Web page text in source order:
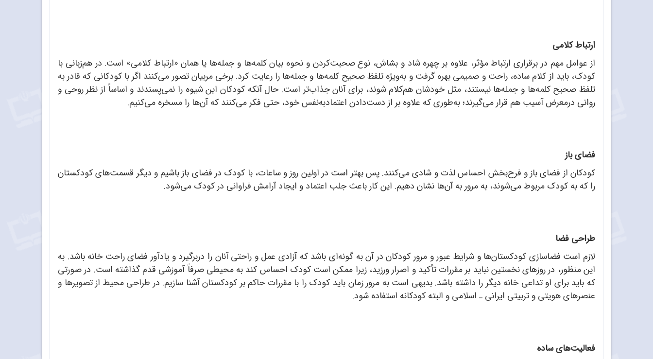
ارتباط کلامی
از عوامل مهم در برقراری ارتباط مؤثر، علاوه بر چهره شاد و بشاش، نوع صحبت‌کردن و نحوه بیان کلمه‌ها و جمله‌ها یا همان «ارتباط کلامی» است. در هم‌زبانی با
کودک، باید از کلام ساده، راحت و صمیمی بهره گرفت و به‌ویژه تلفظ صحیح کلمه‌ها و جمله‌ها را رعایت کرد. برخی مربیان تصور می‌کنند اگر با کودکانی که قادر به
تلفظ صحیح کلمه‌ها و جمله‌ها نیستند، مثل خودشان هم‌کلام شوند، برای آنان جذاب‌تر است. حال آنکه کودکان این شیوه را نمی‌پسندند و اساساً از نظر روحی و
روانی درمعرض آسیب هم قرار می‌گیرند؛ به‌طوری که علاوه بر از دست‌دادن اعتمادبه‌نفس خود، حتی فکر می‌کنند که آن‌ها را مسخره می‌کنیم.
فضای باز
کودکان از فضای باز و فرح‌بخش احساس لذت و شادی می‌کنند. پس بهتر است در اولین روز و ساعات، با کودک در فضای باز باشیم و دیگر قسمت‌های کودکستان
را که به کودک مربوط می‌شوند، به مرور به آن‌ها نشان دهیم. این کار باعث جلب اعتماد و ایجاد آرامش فراوانی در کودک می‌شود.
طراحی فضا
لازم است فضاسازی کودکستان‌ها و شرایط عبور و مرور کودکان در آن به گونه‌ای باشد که آزادی عمل و راحتی آنان را دربرگیرد و یادآور فضای راحت خانه باشد. به
این منظور، در روزهای نخستین نباید بر مقررات تأکید و اصرار ورزید، زیرا ممکن است کودک احساس کند به محیطی صرفاً آموزشی قدم گذاشته است. در صورتی
که باید برای او تداعی خانه دیگر را داشته باشد. بدیهی است به مرور زمان باید کودک را با مقررات حاکم بر کودکستان آشنا سازیم. در طراحی محیط از تصویرها و
عنصرهای هویتی و تربیتی ایرانی ـ اسلامی و البته کودکانه استفاده شود.
فعالیت‌های ساده